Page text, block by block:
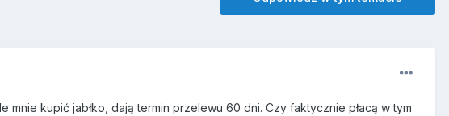
kupić jabłko, dają termin przelewu 60 dni. Czy faktycznie płacą w tym